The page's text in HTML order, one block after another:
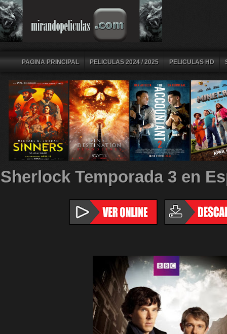
PAGINA PRINCIPAL PELICULAS 2024 / 2025 PELICULAS HD
Sherlock Temporada 3 en